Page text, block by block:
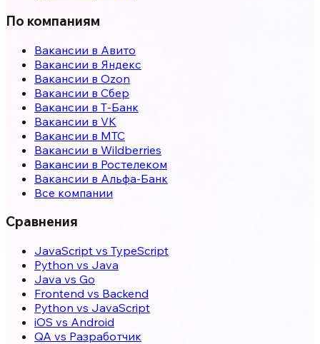
По компаниям
Вакансии в Авито
Вакансии в Яндекс
Вакансии в Ozon
Вакансии в Сбер
Вакансии в Т-Банк
Вакансии в VK
Вакансии в МТС
Вакансии в Wildberries
Вакансии в Ростелеком
Вакансии в Альфа-Банк
Все компании
Сравнения
JavaScript vs TypeScript
Python vs Java
Java vs Go
Frontend vs Backend
Python vs JavaScript
iOS vs Android
QA vs Разработчик